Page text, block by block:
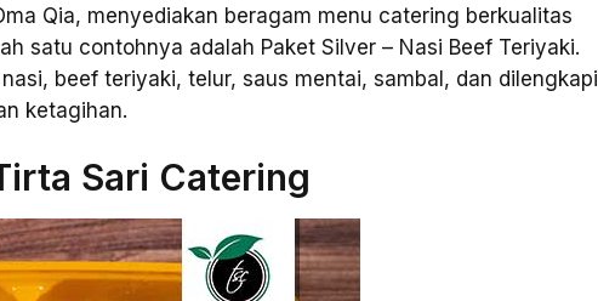
Qia, menyediakan beragam menu catering berkualitas
satu contohnya adalah Paket Silver – Nasi Beef Teriyaki.
beef teriyaki, telur, saus mentai, sambal, dan dilengkapi
ketagihan.
Sari Catering